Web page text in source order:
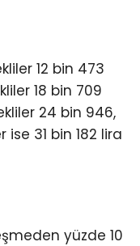
12 bin 473
18 bin 709
24 bin 946,
31 bin 182 lira
yüzde 10